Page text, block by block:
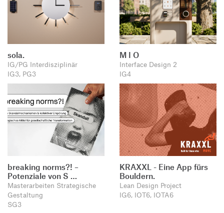
sola.
IG/PG Interdisziplinär
IG3, PG3
M I O
Interface Design 2
IG4
breaking norms?! –
Potenziale von S …
Masterarbeiten Strategische
Gestaltung
SG3
KRAXXL - Eine App fürs
Bouldern.
Lean Design Project
IG6, IOT6, IOTA6